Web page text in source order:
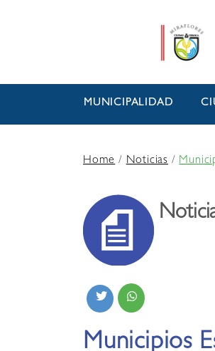
MUNICIPALIDAD
Home/Noticias /
Municipios